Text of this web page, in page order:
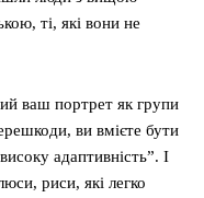
ті, які вони не
ваш портрет як групи
ви вмієте бути
адаптивність”. І
риси, які легко